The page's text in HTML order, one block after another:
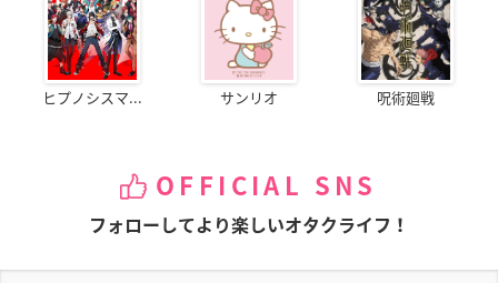
ヒプノシスマ... サンリオ 呪術廻戦
OFFICIAL SNS
フォローしてより楽しいオタクライフ！